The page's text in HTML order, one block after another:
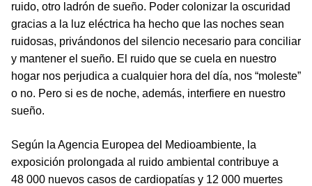
ruido, otro ladrón de sueño. Poder colonizar la oscuridad
gracias a la luz eléctrica ha hecho que las noches sean
ruidosas, privándonos del silencio necesario para conciliar
y mantener el sueño. El ruido que se cuela en nuestro
hogar nos perjudica a cualquier hora del día, nos “moleste”
o no. Pero si es de noche, además, interfiere en nuestro
sueño.
Según la Agencia Europea del Medioambiente, la
exposición prolongada al ruido ambiental contribuye a
48 000 nuevos casos de cardiopatías y 12 000 muertes